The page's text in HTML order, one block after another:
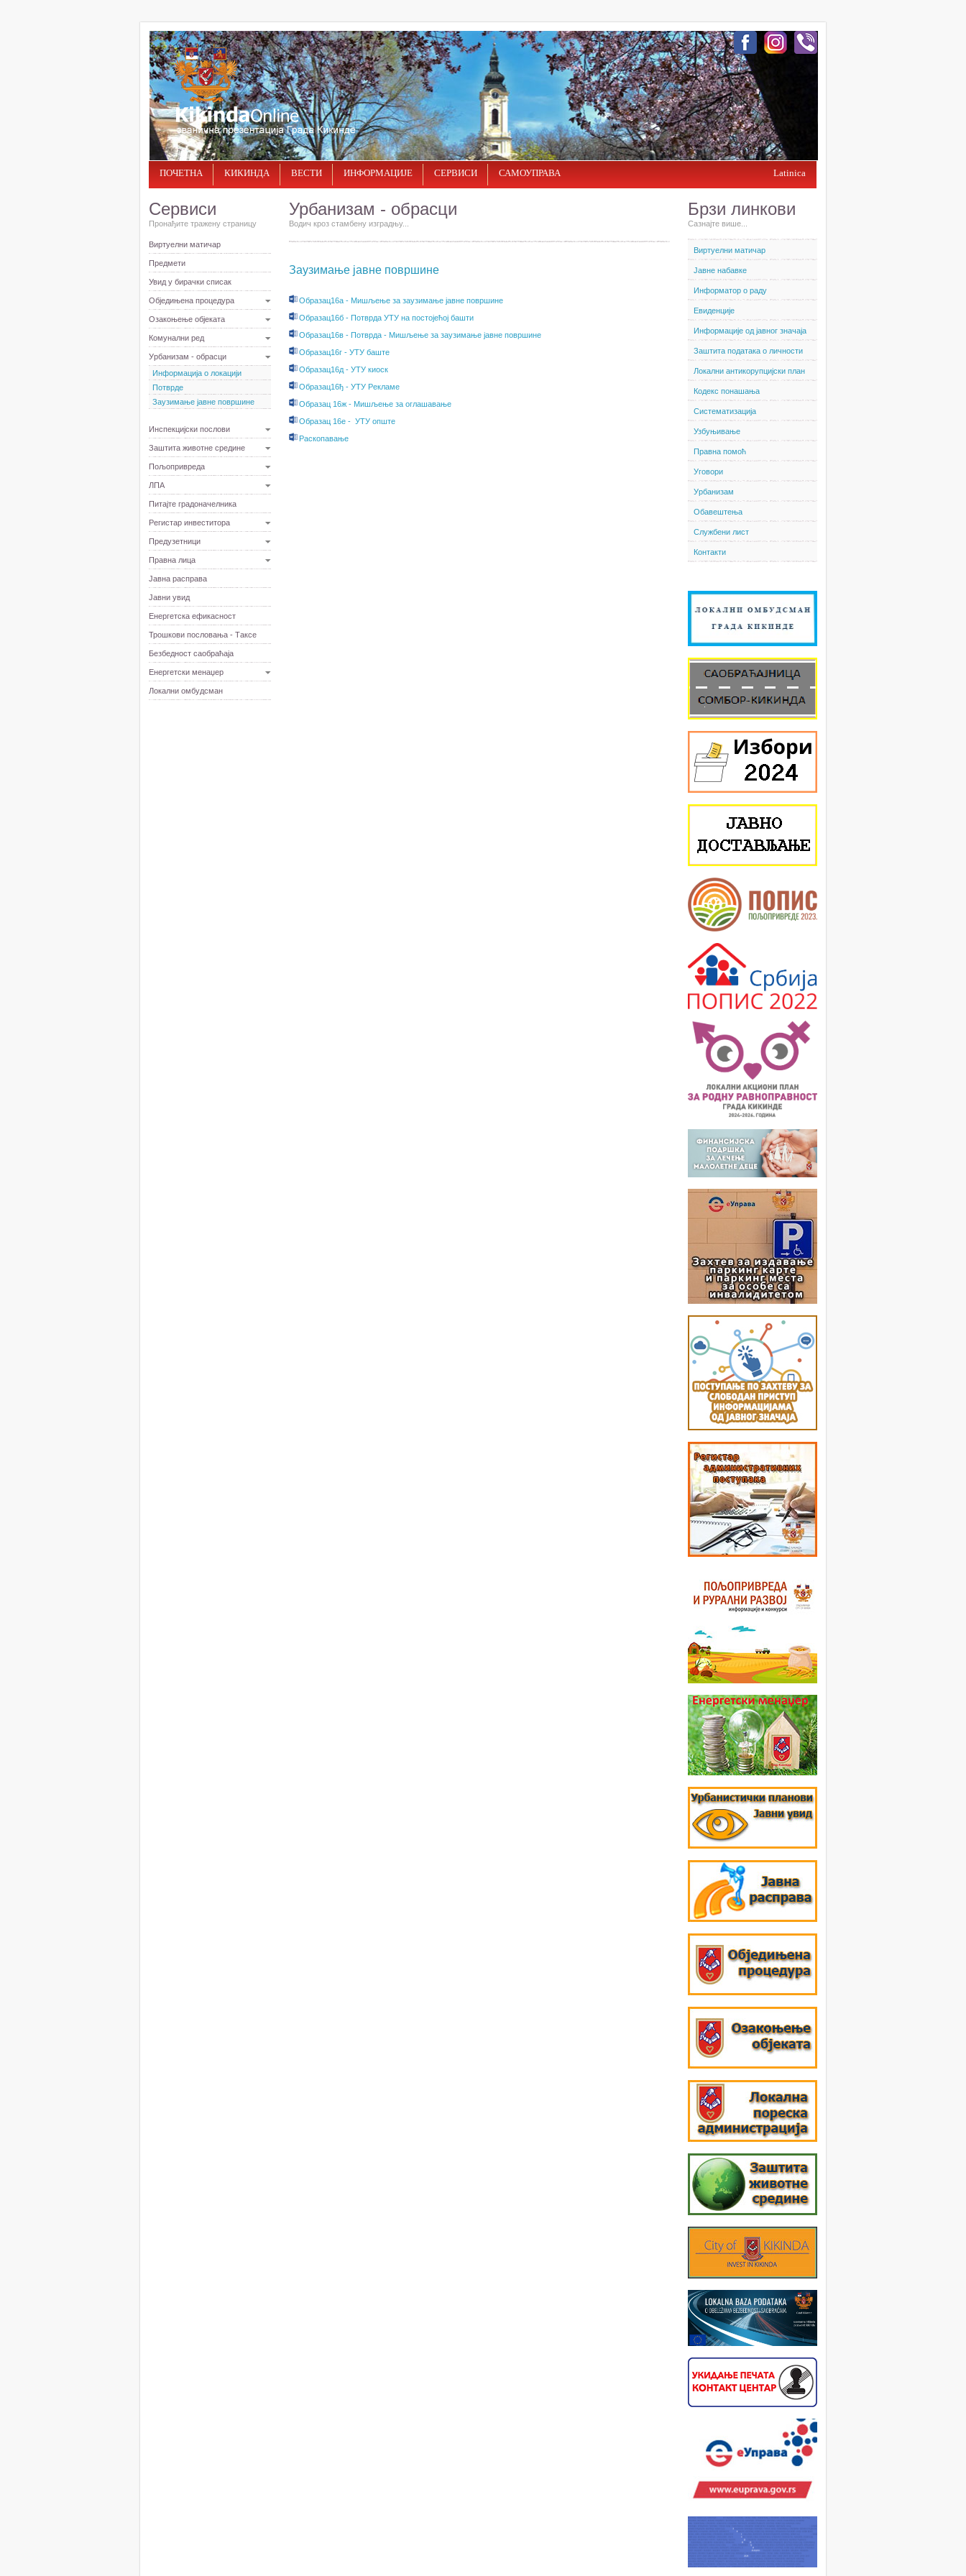
ПОЧЕТНА КИКИНДА ВЕСТИ ИНФОРМАЦИЈЕ СЕРВИСИ САМОУПРАВА Latinica
Сервиси
Пронађите тражену страницу
Виртуелни матичар
Предмети
Увид у бирачки списак
Обједињена процедура
Озакоњење објеката
Комунални ред
Урбанизам - обрасци
Информација о локацији
Потврде
Заузимање јавне површине
Инспекцијски послови
Заштита животне средине
Пољопривреда
ЛПА
Питајте градоначелника
Регистар инвеститора
Предузетници
Правна лица
Јавна расправа
Јавни увид
Енергетска ефикасност
Трошкови пословања - Таксе
Безбедност саобраћаја
Енергетски менаџер
Локални омбудсман
Урбанизам - обрасци
Водич кроз стамбену изградњу...
Заузимање јавне површине
Образац16а - Мишљење за заузимање јавне површине
Образац16б - Потврда УТУ на постојећој башти
Образац16в - Потврда - Мишљење за заузимање јавне површине
Образац16г - УТУ баште
Образац16д - УТУ киоск
Образац16ђ - УТУ Рекламе
Образац 16ж - Мишљење за оглашавање
Образац 16е - УТУ опште
Раскопавање
Брзи линкови
Сазнајте више...
Виртуелни матичар
Јавне набавке
Информатор о раду
Евиденције
Информације од јавног значаја
Заштита података о личности
Локални антикорупцијски план
Кодекс понашања
Систематизација
Узбуњивање
Правна помоћ
Уговори
Урбанизам
Обавештења
Службени лист
Контакти